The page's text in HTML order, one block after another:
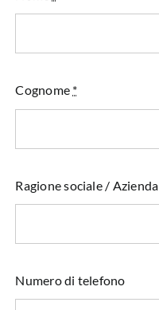
Cognome *
Ragione sociale / Azienda
Numero di telefono